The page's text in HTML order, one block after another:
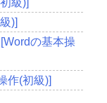
)]
の基本操
作(初級)]